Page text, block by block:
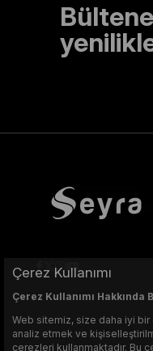
Çerez Kullanımı
Çerez Kullanımı
Web sitemiz, size daha iyi
analiz etmek ve
çerezleri kullanmaktadır. Bu